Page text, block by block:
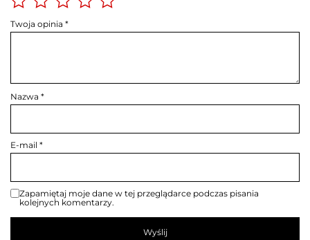
Twoja opinia *
Nazwa *
E-mail *
Zapamiętaj moje dane w tej przeglądarce podczas pisania
kolejnych komentarzy.